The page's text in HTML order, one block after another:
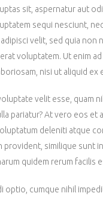
sit, aspernatur aut
sequi nesciunt,
velit, sed quia non
voluptatem. Ut enim ad
nisi ut aliquid ex
velit esse, quam
pariatur? At vero eos et
deleniti atque
similique sunt
quidem rerum facilis
cumque nihil